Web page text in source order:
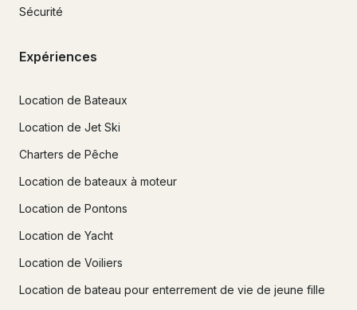
Sécurité
Expériences
Location de Bateaux
Location de Jet Ski
Charters de Pêche
Location de bateaux à moteur
Location de Pontons
Location de Yacht
Location de Voiliers
Location de bateau pour enterrement de vie de jeune fille